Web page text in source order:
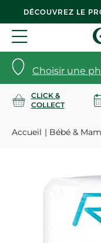
DÉCOUVREZ LE
Choisir une
CLICK &
COLLECT
Accueil Bébé &